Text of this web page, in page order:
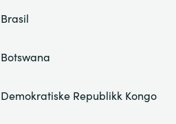
Brasil
Botswana
Demokratiske Republikk Kongo